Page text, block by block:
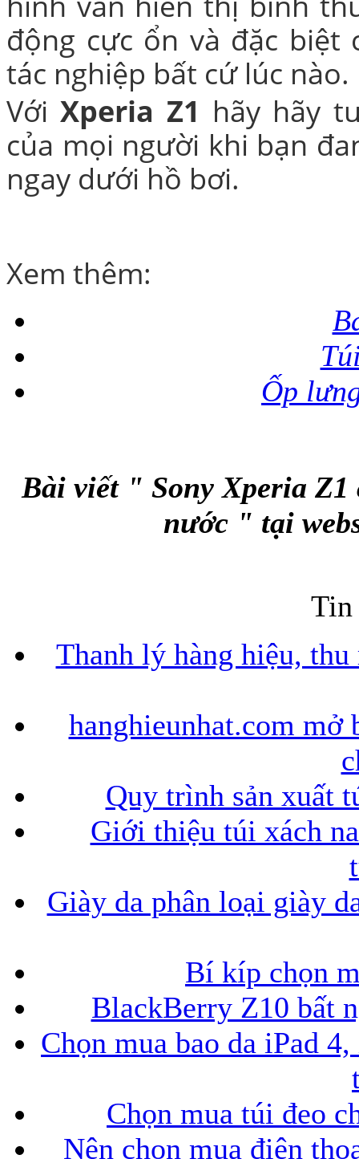
động cực ổn và đặc biệt
tác nghiệp bất cứ lúc nào.
Với Xperia Z1 hãy hãy
của mọi người khi bạn
ngay dưới hồ bơi.
Xem thêm:
Ốp
Bài viết " Sony Xperia
nước " tại
Tin
Thanh lý hàng hiệu,
hanghieunhat.com
Quy trình sản xuất
Giới thiệu túi xách
Giày da phân loại giày
Bí kíp chọn
BlackBerry Z10 bất
Chọn mua bao da iPad
Chọn mua túi đeo
Nên chọn mua điện